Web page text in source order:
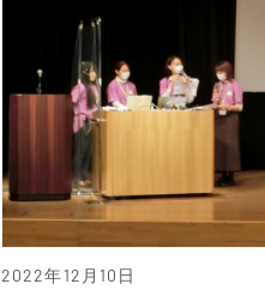
2022年12月10日